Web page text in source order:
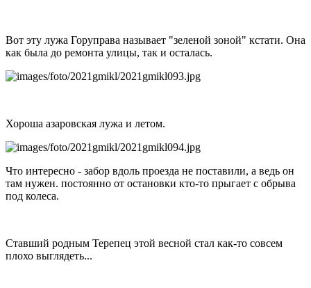
Вот эту лужа Горуправа называет "зеленой зоной" кстати. Она
как была до ремонта улицы, так и осталась.
Хороша азаровская лужа и летом.
Что интересно - забор вдоль проезда не поставили, а ведь он
там нужен. постоянно от остановки кто-то прыгает с обрыва
под колеса.
Ставший родным Терепец этой весной стал как-то совсем
плохо выглядеть...